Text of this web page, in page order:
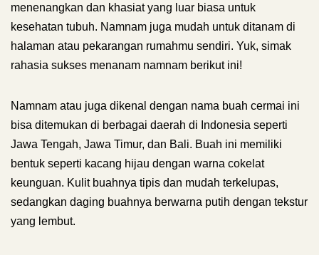
menenangkan dan khasiat yang luar biasa untuk
kesehatan tubuh. Namnam juga mudah untuk ditanam di
halaman atau pekarangan rumahmu sendiri. Yuk, simak
rahasia sukses menanam namnam berikut ini!
Namnam atau juga dikenal dengan nama buah cermai ini
bisa ditemukan di berbagai daerah di Indonesia seperti
Jawa Tengah, Jawa Timur, dan Bali. Buah ini memiliki
bentuk seperti kacang hijau dengan warna cokelat
keunguan. Kulit buahnya tipis dan mudah terkelupas,
sedangkan daging buahnya berwarna putih dengan tekstur
yang lembut.